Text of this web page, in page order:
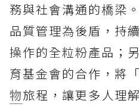
務與社會溝通的橋梁
品質管理為後盾，持
操作的全粒粉產品；
育基金會的合作，將
物旅程，讓更多人理